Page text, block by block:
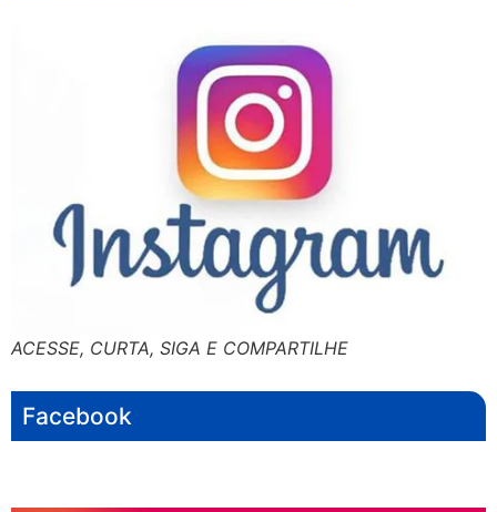
ACESSE, CURTA, SIGA E COMPARTILHE
Facebook